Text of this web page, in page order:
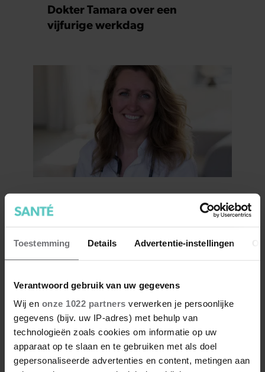
Toestemming Details Advertentie-instellingen
Verantwoord gebruik van uw gegevens
Wij en onze 1022 partners verwerken je persoonlijke
gegevens (bijv. uw IP-adres) met behulp van
technologieën zoals cookies om informatie op uw
apparaat op te slaan en te gebruiken met als doel
gepersonaliseerde advertenties en content, metingen aan
Dokter Tamara over een
vijfurige werkdag
Column Dokter Tamara: ‘Het
bange, kleine meisje’